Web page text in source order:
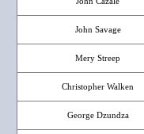
John Savage
Mery Streep
Christopher Walken
George Dzundza